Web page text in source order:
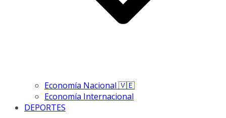
Economía Nacional 🇻🇪
Economía Internacional
DEPORTES